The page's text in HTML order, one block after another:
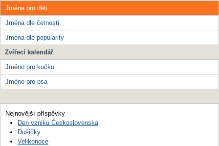
Jména pro děti
Jména dle četnosti
Jména dle popularity
Zvířecí kalendář
Jméno pro kočku
Jméno pro psa
Nejnovější příspěvky
Den vzniku Československa
Dušičky
Velikonoce